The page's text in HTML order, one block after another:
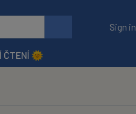
Sign in
ČTENÍ 🌞